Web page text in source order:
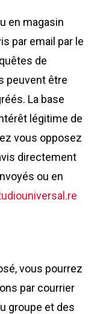
en magasin
par email par le
de
peuvent être
La base
légitime de
vous opposez
directement
ou en
vous pourrez
par courrier
groupe et des